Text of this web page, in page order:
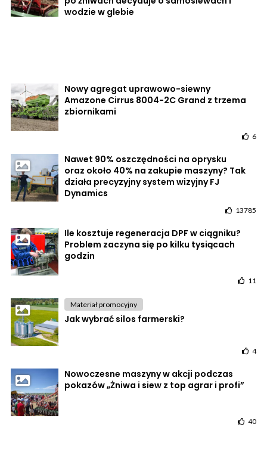
wodzie w glebie
Nowy agregat uprawowo-siewny
Amazone Cirrus 8004-2C Grand z trzema
zbiornikami
6
Nawet 90% oszczędności na oprysku
oraz około 40% na zakupie maszyny? Tak
działa precyzyjny system wizyjny FJ
Dynamics
13785
Ile kosztuje regeneracja DPF w ciągniku?
Problem zaczyna się po kilku tysiącach
godzin
11
Materiał promocyjny
Jak wybrać silos farmerski?
4
Nowoczesne maszyny w akcji podczas
pokazów „Żniwa i siew z top agrar i profi”
40